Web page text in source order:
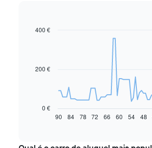
Line
points.
seguinte
apresenta
do
Chart
0 €
200 €
400 €
90 60
84 78 72 66 54 48